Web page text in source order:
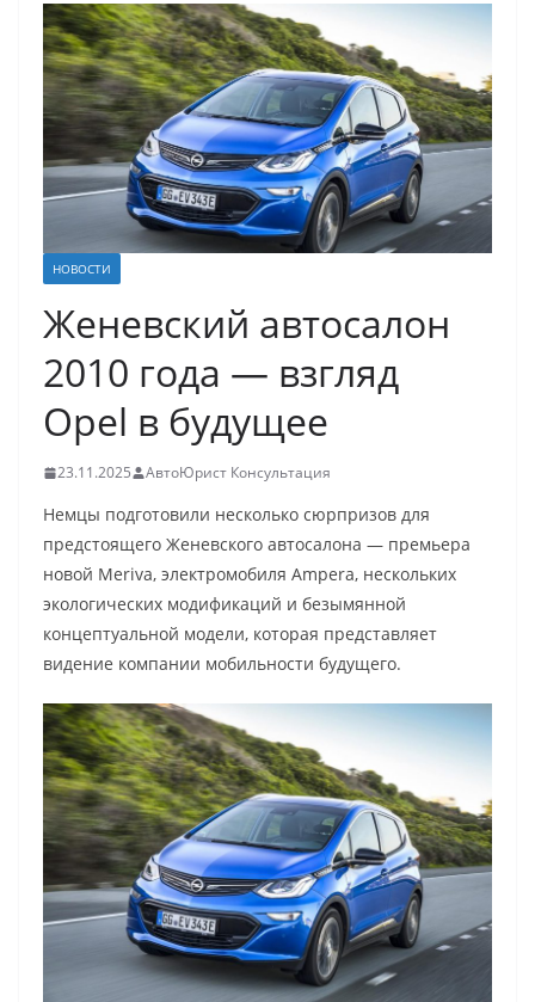
НОВОСТИ
Женевский автосалон
2010 года — взгляд
Opel в будущее
23.11.2025 АвтоЮрист Консультация
Немцы подготовили несколько сюрпризов для
предстоящего Женевского автосалона — премьера
новой Meriva, электромобиля Ampera, нескольких
экологических модификаций и безымянной
концептуальной модели, которая представляет
видение компании мобильности будущего.